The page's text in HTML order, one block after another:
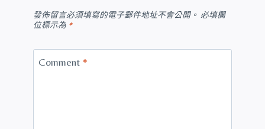
發佈留言必須填寫的電子郵件地址不會公開。 必填欄
位標示為 *
Comment *